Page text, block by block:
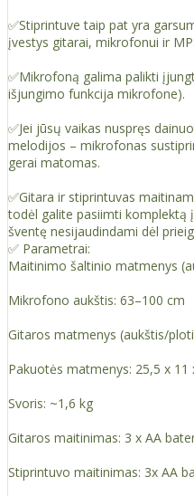
✅Stiprintuve taip pat yra
įvestys gitarai, mikrofonui ir
✅Mikrofoną galima palikti
išjungimo funkcija mikrofone).
✅Jei jūsų vaikas nuspręs
melodijos – mikrofonas
gerai matomas.
✅Gitara ir stiprintuvas
todėl galite pasiimti komplektą
šventę nesijaudindami dėl
✅ Parametrai:
Maitinimo šaltinio matmenys
Mikrofono aukštis: 63–100 cm
Gitaros matmenys (aukštis/
Pakuotės matmenys: 25,5 x 11
Svoris: ~1,6 kg
Gitaros maitinimas: 3 x AA
Stiprintuvo maitinimas: 3x AA